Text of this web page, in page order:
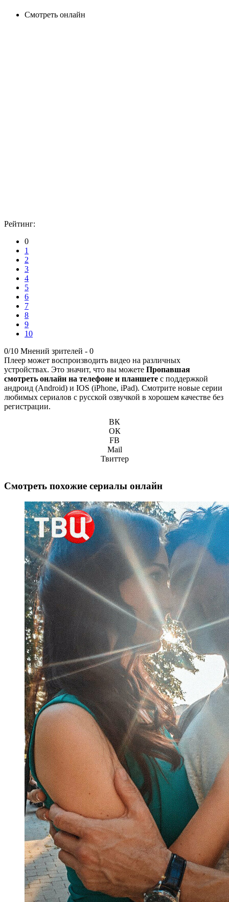
Смотреть онлайн
Рейтинг:
0
1
2
3
4
5
6
7
8
9
10
0/10 Мнений зрителей - 0
Плеер может воспроизводить видео на различных
устройствах. Это значит, что вы можете Пропавшая
смотреть онлайн на телефоне и планшете с поддержкой
андроид (Android) и IOS (iPhone, iPad). Смотрите новые серии
любимых сериалов с русской озвучкой в хорошем качестве без
регистрации.
ВК
ОК
FB
Mail
Твиттер
Смотреть похожие сериалы онлайн